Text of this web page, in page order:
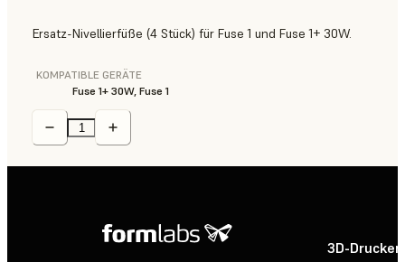
Ersatz-Nivellierfüße (4 Stück) für Fuse 1 und Fuse 1+ 30W.
KOMPATIBLE GERÄTE
Fuse 1+ 30W, Fuse 1
3D-Drucker